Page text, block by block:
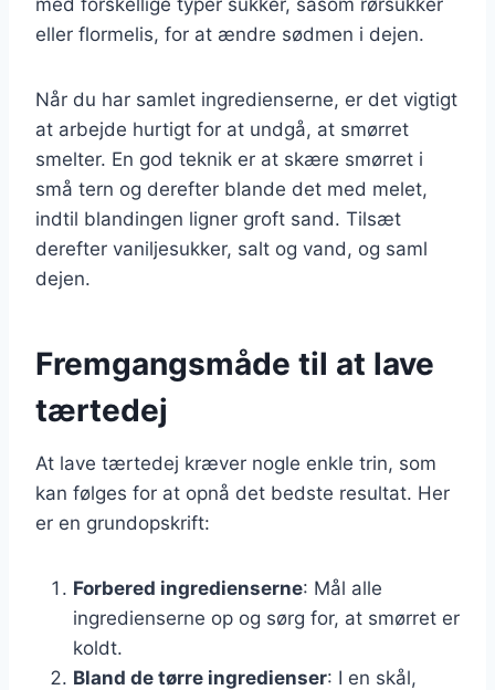
eller flormelis, for at ændre sødmen i dejen.
Når du har samlet ingredienserne, er det vigtigt
at arbejde hurtigt for at undgå, at smørret
smelter. En god teknik er at skære smørret i
små tern og derefter blande det med melet,
indtil blandingen ligner groft sand. Tilsæt
derefter vaniljesukker, salt og vand, og saml
dejen.
Fremgangsmåde til at lave
tærtedej
At lave tærtedej kræver nogle enkle trin, som
kan følges for at opnå det bedste resultat. Her
er en grundopskrift:
Forbered ingredienserne: Mål alle
ingredienserne op og sørg for, at smørret er
koldt.
Bland de tørre ingredienser: I en skål,